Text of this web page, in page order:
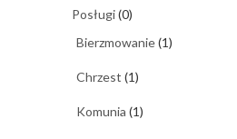
Posługi(0)
Bierzmowanie(1)
Chrzest (1)
Komunia (1)